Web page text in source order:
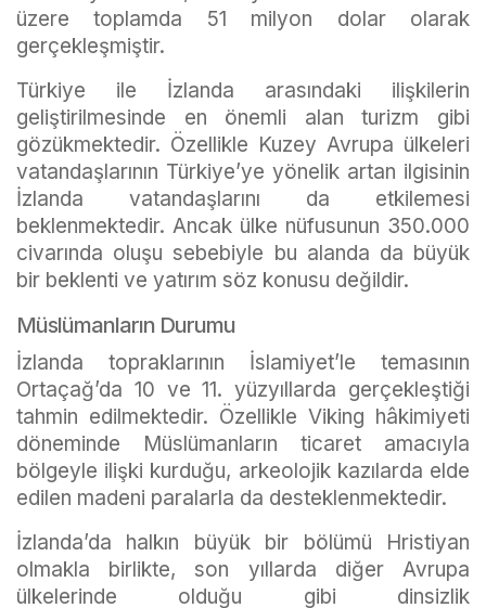
üzere toplamda 51 milyon dolar olarak
gerçekleşmiştir.
Türkiye ile İzlanda arasındaki ilişkilerin
geliştirilmesinde en önemli alan turizm gibi
gözükmektedir. Özellikle Kuzey Avrupa ülkeleri
vatandaşlarının Türkiye’ye yönelik artan ilgisinin
İzlanda vatandaşlarını da etkilemesi
beklenmektedir. Ancak ülke nüfusunun 350.000
civarında oluşu sebebiyle bu alanda da büyük
bir beklenti ve yatırım söz konusu değildir.
Müslümanların Durumu
İzlanda topraklarının İslamiyet’le temasının
Ortaçağ’da 10 ve 11. yüzyıllarda gerçekleştiği
tahmin edilmektedir. Özellikle Viking hâkimiyeti
döneminde Müslümanların ticaret amacıyla
bölgeyle ilişki kurduğu, arkeolojik kazılarda elde
edilen madeni paralarla da desteklenmektedir.
İzlanda’da halkın büyük bir bölümü Hristiyan
olmakla birlikte, son yıllarda diğer Avrupa
ülkelerinde olduğu gibi dinsizlik